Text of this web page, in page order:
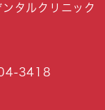
タルクリニック
3418